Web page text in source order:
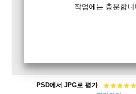
작업에는 충분합니
PSD에서 JPG로 평가